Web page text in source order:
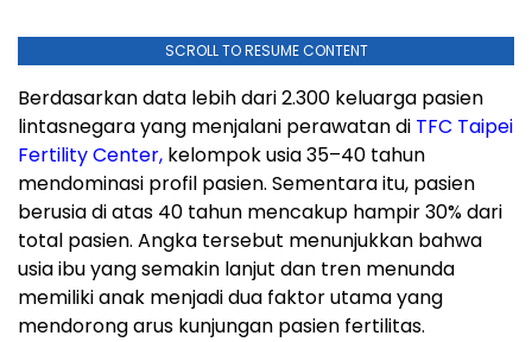
SCROLL TO RESUME CONTENT
Berdasarkan data lebih dari 2.300 keluarga pasien
lintasnegara yang menjalani perawatan di TFC Taipei
Fertility Center, kelompok usia 35–40 tahun
mendominasi profil pasien. Sementara itu, pasien
berusia di atas 40 tahun mencakup hampir 30% dari
total pasien. Angka tersebut menunjukkan bahwa
usia ibu yang semakin lanjut dan tren menunda
memiliki anak menjadi dua faktor utama yang
mendorong arus kunjungan pasien fertilitas.